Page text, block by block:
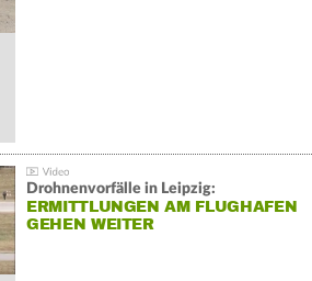
Drohnenvorfälle in Leipzig:
ERMITTLUNGEN AM FLUGHAFEN
GEHEN WEITER